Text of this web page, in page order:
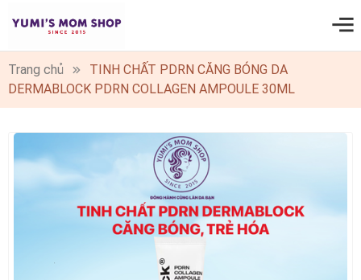
0
Trang chủ
TINH CHẤT PDRN CĂNG BÓNG DA
DERMABLOCK PDRN COLLAGEN AMPOULE 30ML